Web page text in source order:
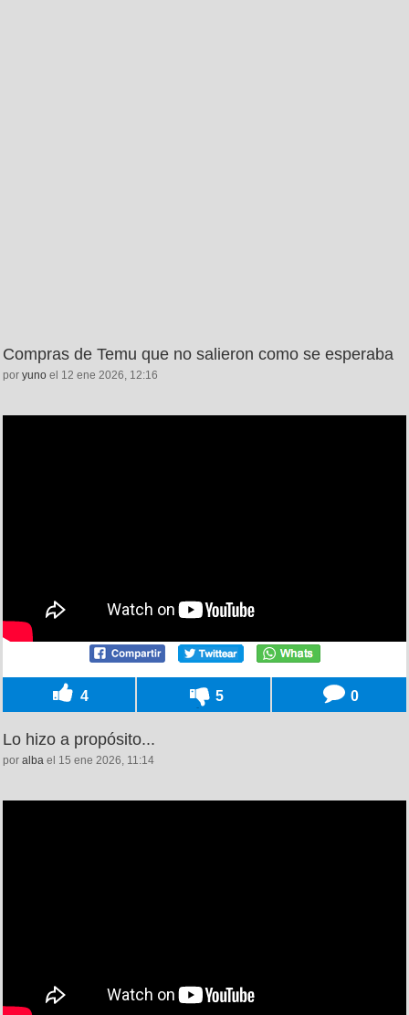
Compras de Temu que no salieron como se esperaba
por yuno el 12 ene 2026, 12:16
4 5 0
Lo hizo a propósito...
por alba el 15 ene 2026, 11:14